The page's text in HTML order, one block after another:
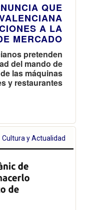
QUE
A LA
MERCADO
pretenden
del mando de
las máquinas
y restaurantes
Cultura y Actualidad